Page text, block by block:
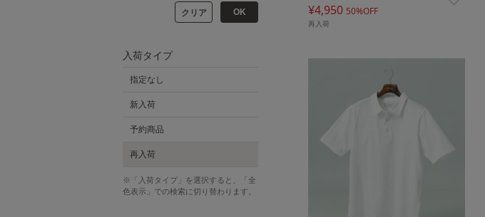
¥4,950 50%OFF
再入荷
クリア OK
入荷タイプ
指定なし
新入荷
予約商品
再入荷
※「入荷タイプ」を選択すると、「全
色表示」での検索に切り替わります。